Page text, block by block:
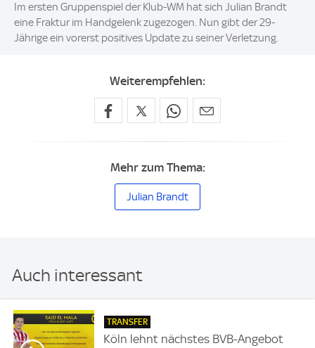
Im ersten Gruppenspiel der Klub-WM hat sich Julian Brandt
eine Fraktur im Handgelenk zugezogen. Nun gibt der 29-
Jährige ein vorerst positives Update zu seiner Verletzung.
Weiterempfehlen:
Mehr zum Thema:
Julian Brandt
Auch interessant
TRANSFER
Köln lehnt nächstes BVB-Angebot